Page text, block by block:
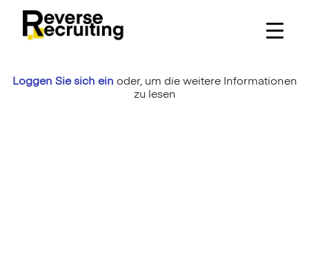
content
Loggen Sie sich ein oder, um die weitere Informationen
zu lesen